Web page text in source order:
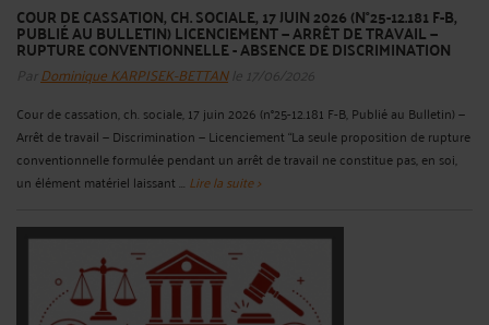
COUR DE CASSATION, CH. SOCIALE, 17 JUIN 2026 (N°25-12.181 F-B,
PUBLIÉ AU BULLETIN) LICENCIEMENT — ARRÊT DE TRAVAIL —
RUPTURE CONVENTIONNELLE - ABSENCE DE DISCRIMINATION
Par Dominique KARPISEK-BETTANle 17/06/2026
Cour de cassation, ch. sociale, 17 juin 2026 (n°25-12.181 F-B, Publié au Bulletin) —
Arrêt de travail — Discrimination — Licenciement “La seule proposition de rupture
conventionnelle formulée pendant un arrêt de travail ne constitue pas, en soi,
un élément matériel laissant ... Lire la suite >